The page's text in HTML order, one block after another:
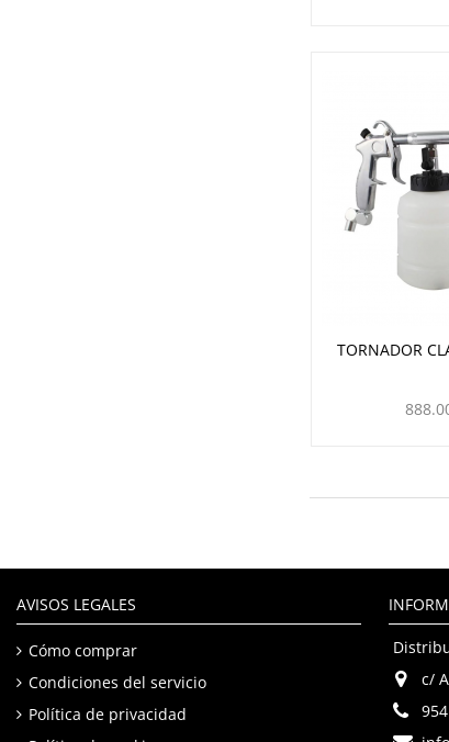
TORNADOR
AVISOS LEGALES
Cómo comprar
Condiciones del servicio
Política de privacidad
c/